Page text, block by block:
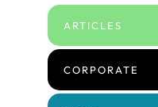
ARTICLES
CORPORATE